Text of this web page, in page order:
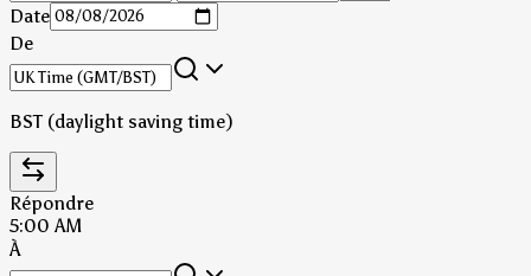
Date
De
BST (daylight saving time)
Répondre
5:00 AM
À